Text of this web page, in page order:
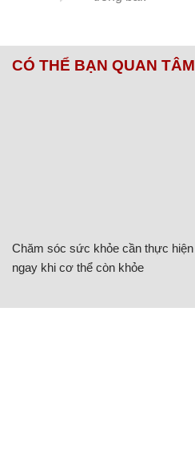
CÓ THỂ BẠN QUAN TÂM
Chăm sóc sức khỏe cần thực hiện
ngay khi cơ thể còn khỏe